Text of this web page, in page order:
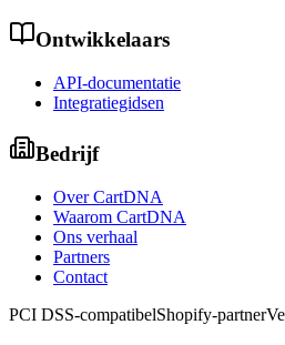
Ontwikkelaars
API-documentatie
Integratiegidsen
Bedrijf
Over CartDNA
Waarom CartDNA
Ons verhaal
Partners
Contact
PCI DSS-compatibelShopify-partner